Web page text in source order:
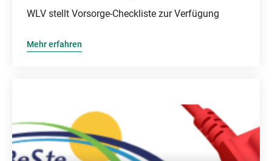
WLV stellt Vorsorge-Checkliste zur Verfügung
Mehr erfahren